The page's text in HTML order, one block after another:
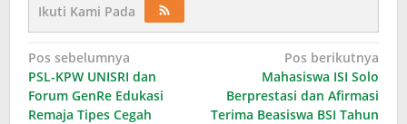
Ikuti Kami Pada
Navigasi
pos
Pos sebelumnya
PSL-KPW UNISRI dan
Forum GenRe Edukasi
Remaja Tipes Cegah
Pos berikutnya
Mahasiswa ISI Solo
Berprestasi dan Afirmasi
Terima Beasiswa BSI Tahun